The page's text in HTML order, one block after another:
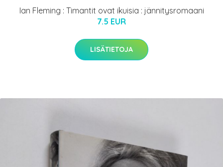
Ian Fleming : Timantit ovat ikuisia : jännitysromaani
7.5 EUR
LISÄTIETOJA